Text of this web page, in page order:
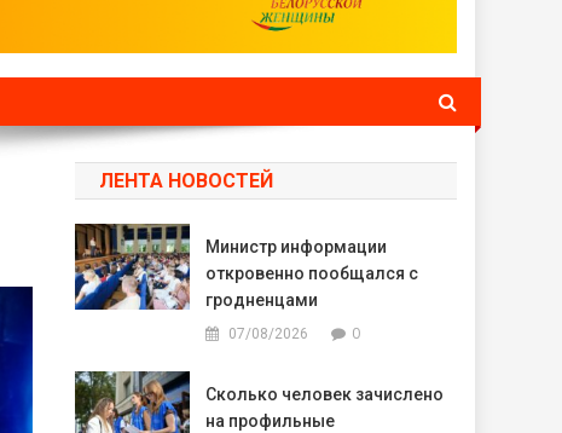
ЛЕНТА НОВОСТЕЙ
Министр информации
откровенно пообщался с
гродненцами
07/08/2026 0
Сколько человек зачислено
на профильные